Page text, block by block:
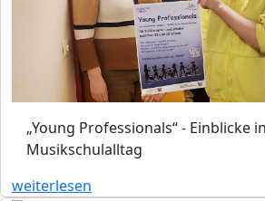
„Young Professionals“ - Einblicke
Musikschulalltag
weiterlesen